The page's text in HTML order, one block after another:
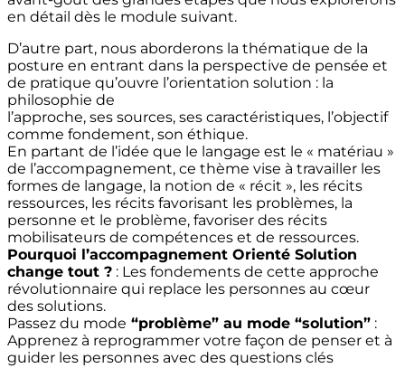
en détail dès le module suivant.
D’autre part, nous aborderons la thématique de la
posture en entrant dans la perspective de pensée et
de pratique qu’ouvre l’orientation solution : la
philosophie de
l’approche, ses sources, ses caractéristiques, l’objectif
comme fondement, son éthique.
En partant de l’idée que le langage est le « matériau »
de l’accompagnement, ce thème vise à travailler les
formes de langage, la notion de « récit », les récits
ressources, les récits favorisant les problèmes, la
personne et le problème, favoriser des récits
mobilisateurs de compétences et de ressources.
Pourquoi l’accompagnement Orienté Solution
change tout ? : Les fondements de cette approche
révolutionnaire qui replace les personnes au cœur
des solutions.
Passez du mode “problème” au mode “solution” :
Apprenez à reprogrammer votre façon de penser et à
guider les personnes avec des questions clés